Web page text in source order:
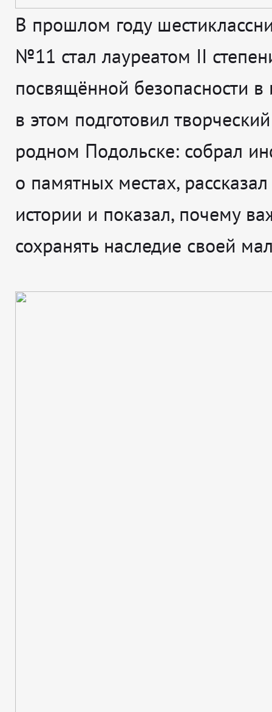
В прошлом году
№11 стал лауреатом II
посвящённой безопасности в
в этом подготовил
родном Подольске: собрал
о памятных местах,
истории и показал, почему
сохранять наследие своей